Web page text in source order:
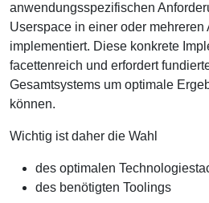
anwendungsspezifischen
Userspace in einer oder mehreren
implementiert. Diese konkrete
facettenreich und erfordert
Gesamtsystems um optimale
können.
Wichtig ist daher die Wahl
des optimalen
des benötigten Toolings